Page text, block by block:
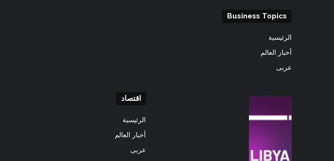
Business Topics
الرئيسية
أخبار العالم
عربى
اقتصاد
الرئيسية
أخبار العالم
عربى